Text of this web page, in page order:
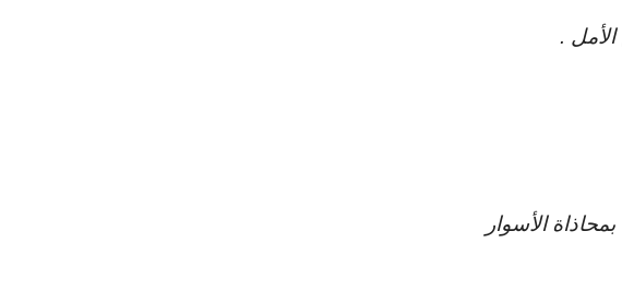
.
الأسوار